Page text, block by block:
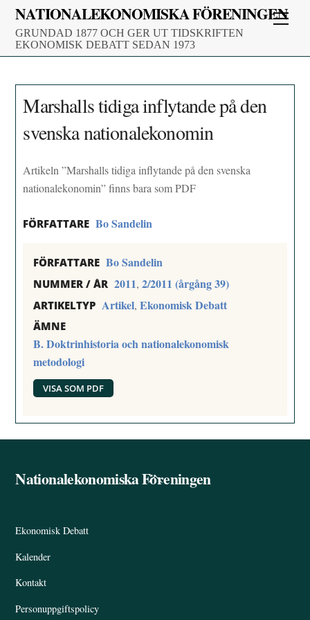
Skip
content
NATIONALEKONOMISKA FÖRENINGEN
GRUNDAD 1877 OCH GER UT TIDSKRIFTEN
EKONOMISK DEBATT SEDAN 1973
Marshalls tidiga inflytande på den
svenska nationalekonomin
Artikeln ”Marshalls tidiga inflytande på den svenska
nationalekonomin” finns bara som PDF
FÖRFATTARE Bo Sandelin
FÖRFATTARE Bo Sandelin
NUMMER / ÅR 2011,2/2011 (årgång 39)
ARTIKELTYP Artikel,Ekonomisk Debatt
ÄMNE
B. Doktrinhistoria och nationalekonomisk
metodologi
VISA SOM PDF
Back
Nationalekonomiska Föreningen
Ekonomisk Debatt
Kalender
Kontakt
Personuppgiftspolicy